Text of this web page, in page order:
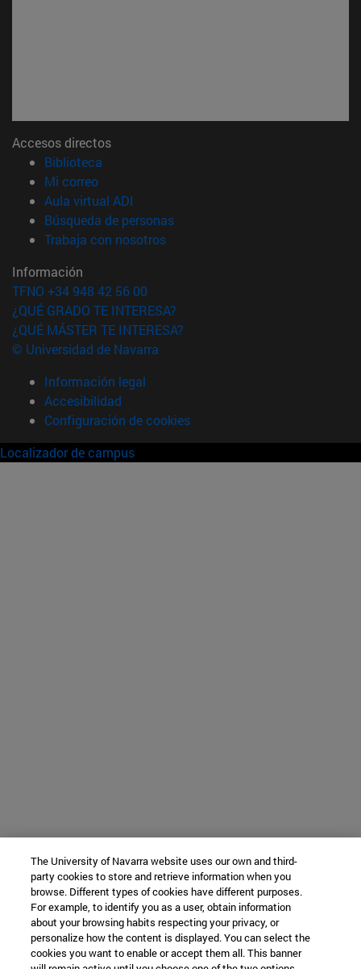
Accesos directos
Biblioteca
Mi correo(abre en nueva ventana)
Aula virtual ADI
Búsqueda de personas(abre en nueva ventana)
Trabaja con nosotros(abre en nueva ventana)
Información
TFNO +34 948 42 56 00
¿QUÉ GRADO TE INTERESA?
¿QUÉ MÁSTER TE INTERESA?
© Universidad de Navarra
Información legal
Accesibilidad
Configuración de cookies
Localizador de campus
The University of Navarra website uses our own and third-
party cookies to store and retrieve information when you
browse. Different types of cookies have different purposes.
For example, to identify you as a user, obtain information
about your browsing habits respecting your privacy, or
personalize how the content is displayed. You can select the
cookies you want to enable or accept them all. This banner